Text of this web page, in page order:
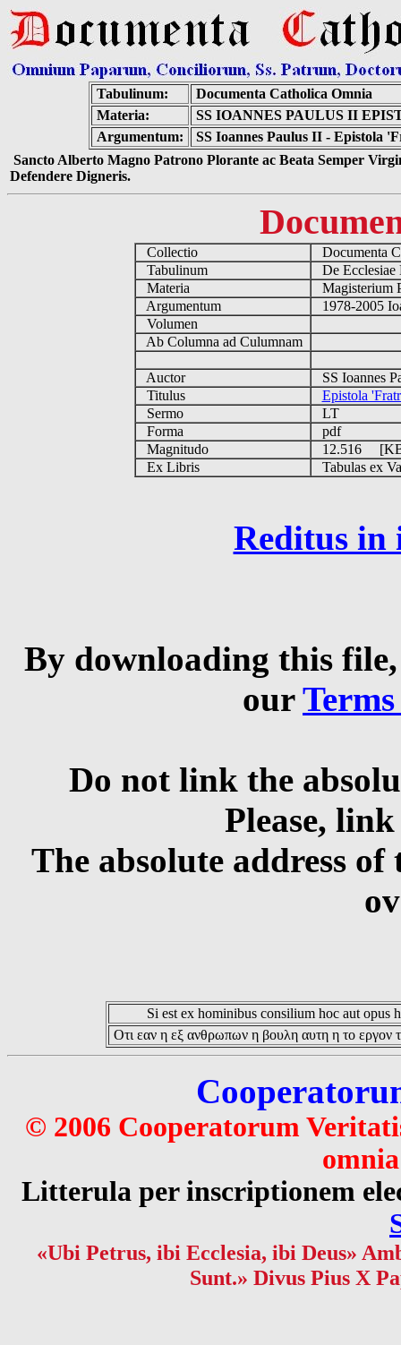
Tabulinum:
Documenta Catholica Omnia
Materia:
SS IOANNES PAULUS II
Argumentum:
SS Ioannes Paulus II - Epistola
Sancto Alberto Magno Patrono Plorante ac Beata Semper
Defendere Digneris.
Collectio
Documenta
Tabulinum
De
Materia
Magisterium
Argumentum
1978-2005
Volumen
Ab Columna ad Culumnam
Auctor
SS Ioannes
Titulus
Epistola
Sermo
LT
Forma
pdf
Magnitudo
12.516
Ex Libris
Tabulas ex
Reditus in
By downloading this
our
Do not link the
Please,
The absolute address
Si est ex hominibus consilium hoc aut opus
Οτι εαν η εξ ανθρωπων η βουλη αυτη η το εργον
© 2006 Cooperatorum
Litterula per inscriptionem
«Ubi Petrus, ibi Ecclesia, ibi Deus»
Sunt.» Divus Pius X